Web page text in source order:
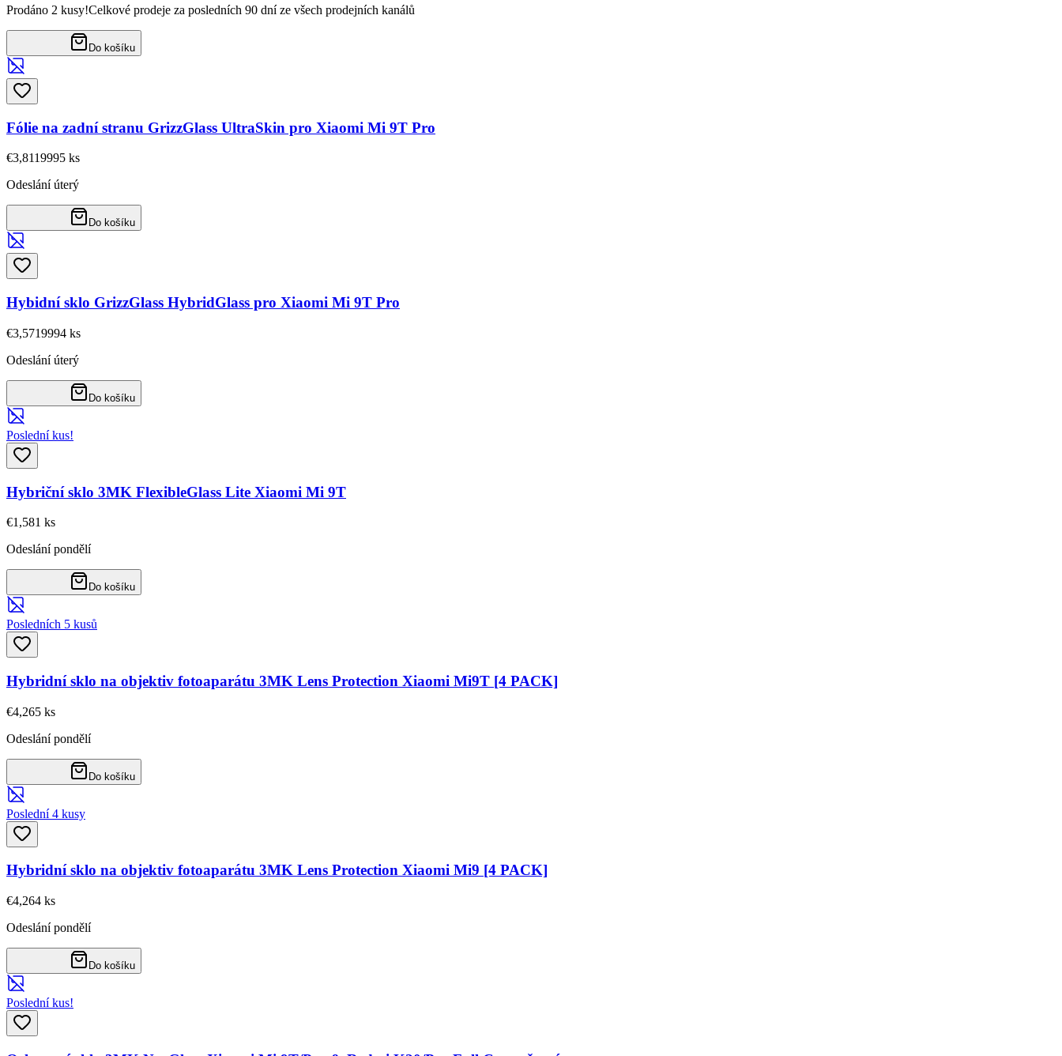
Prodáno 2 kusy!Celkové prodeje za posledních 90 dní ze všech prodejních kanálů
Do košíku
Fólie na zadní stranu GrizzGlass UltraSkin pro Xiaomi Mi 9T Pro
€3,8119995 ks
Odeslání úterý
Do košíku
Hybidní sklo GrizzGlass HybridGlass pro Xiaomi Mi 9T Pro
€3,5719994 ks
Odeslání úterý
Do košíku
Poslední kus!
Hybriční sklo 3MK FlexibleGlass Lite Xiaomi Mi 9T
€1,581 ks
Odeslání pondělí
Do košíku
Posledních 5 kusů
Hybridní sklo na objektiv fotoaparátu 3MK Lens Protection Xiaomi Mi9T [4 PACK]
€4,265 ks
Odeslání pondělí
Do košíku
Poslední 4 kusy
Hybridní sklo na objektiv fotoaparátu 3MK Lens Protection Xiaomi Mi9 [4 PACK]
€4,264 ks
Odeslání pondělí
Do košíku
Poslední kus!